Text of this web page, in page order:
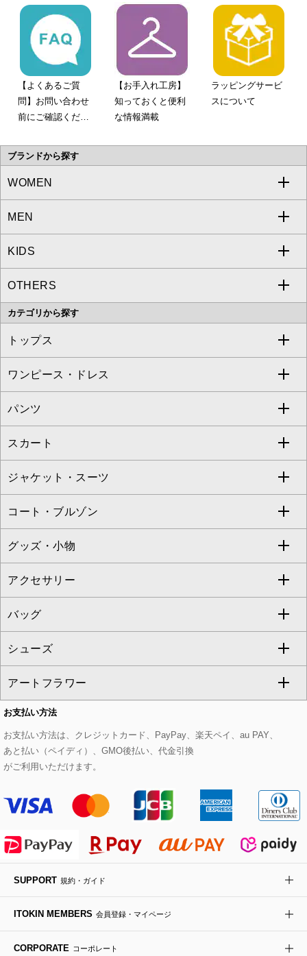
【よくあるご質
問】お問い合わせ
前にご確認くださ
【お手入れ工房】
知っておくと便利
な情報満載
ラッピングサービ
スについて
ブランドから探す
WOMEN
a.v.v
MICHEL KLEIN
MK MICHEL KLEIN
OFUON le MK
eur3
Maison de CINQ
MK MICHEL KLEIN BAG
HIROKO KOSHINO
MEN
a.v.v
MICHEL KLEIN HOMME
MK MICHEL KLEIN HOMME
KIDS
a.v.v
OTHERS
MK MICHEL KLEIN BAG
カテゴリから探す
トップス
すべてのトップス
カットソー・Tシャツ
ブラウス・シャツ
ニット・セーター
カーディガン
アンサンブルセット
ベスト・ジレ
パーカー
タンクトップ・キャミソール
スウェット・ジャージー
その他のトップス
ワンピース・ドレス
すべてのワンピース・ドレス
ワンピース
ドレス
チュニック
ジャンパースカート
その他のワンピース・ドレス
パンツ
すべてのパンツ
フルレングスパンツ
クロップド・半端丈パンツ
ガウチョ・ワイドパンツ
ハーフ・ショート丈パンツ
サロペット・オールインワン
その他のパンツ
スカート
すべてのスカート
ロング・マキシ丈スカート
ひざ丈スカート
ミモレ丈スカート
ショート・ミニ丈スカート
その他のスカート
ジャケット・スーツ
すべてのジャケット・スーツ
テーラードジャケット
ノーカラージャケット
セットアップ
セットアップジャケット
セットアップパンツ
セットアップスカート
セットアップワンピース
コート・ブルゾン
すべてのコート・ブルゾン
トレンチコート
ピーコート
ダッフルコート
チェスターコート
モッズコート
ステンカラーコート
ライダースジャケット
デニムジャケット
ダウンジャケット・コート
グッズ・小物
すべてのグッズ・小物
マスク
ストール・マフラー・スヌード
ベルト・サスペンダー
帽子
ヘアアクセサリー
ハンカチ・バンダナ
手袋
チャーム・ストラップ
アクセサリー
すべてのアクセサリー
ネックレス
ピアス・イヤリング
ブレスレット・バングル
ブローチ・コサージュ
バッグ
すべてのバッグ
トートバッグ
ショルダーバッグ
ボストンバッグ
バックパック・リュック
ボディバッグ・メッセンジャーバッグ
トラベルバッグ
シューズ
すべてのシューズ
パンプス
スニーカー
フラットシューズ
ローファー
ドレスシューズ
アートフラワー
すべてのアートフラワー
ローズ
カサブランカ・カラー
ラナンキュラス
ポプリアレンジ＆フレグランス
お支払い方法
お支払い方法は、クレジットカード、PayPay、楽天ペイ、au PAY、
あと払い（ペイディ）、GMO後払い、代金引換
がご利用いただけます。
SUPPORT 規約・ガイド
ITOKIN MEMBERS 会員登録・マイページ
CORPORATE コーポレート